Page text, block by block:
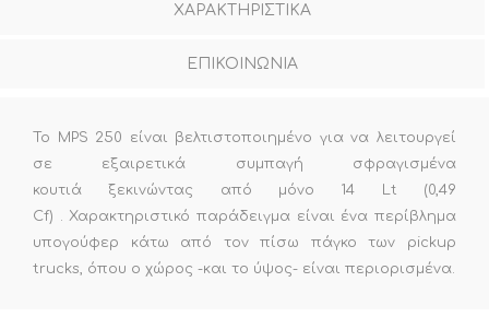
ΧΑΡΑΚΤΗΡΙΣΤΙΚΑ
ΕΠΙΚΟΙΝΩΝΙΑ
Το MPS 250 είναι βελτιστοποιημένο για να λειτουργεί
σε εξαιρετικά συμπαγή σφραγισμένα
κουτιά ξεκινώντας από μόνο 14 Lt (0,49
Cf) . Χαρακτηριστικό παράδειγμα είναι ένα περίβλημα
υπογούφερ κάτω από τον πίσω πάγκο των pickup
trucks, όπου ο χώρος -και το ύψος- είναι περιορισμένα.